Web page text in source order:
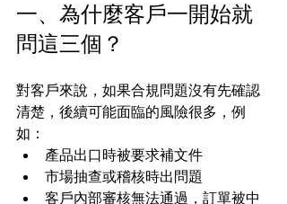
一、為什麼客戶一開始就
問這三個？
對客戶來說，如果合規問題沒有先確認
清楚，後續可能面臨的風險很多，例
如：
產品出口時被要求補文件
市場抽查或稽核時出問題
客戶內部審核無法通過，訂單被中